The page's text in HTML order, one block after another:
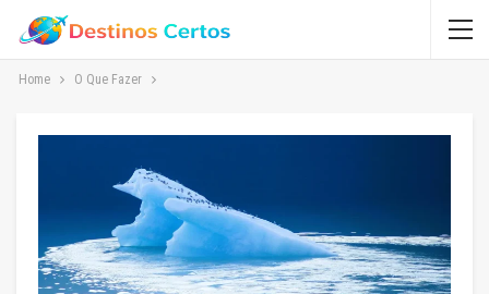
Home O Que Fazer